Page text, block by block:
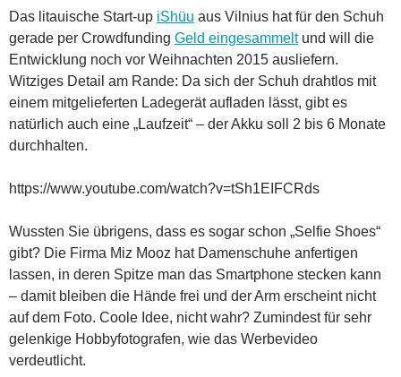
Das litauische Start-up iShüu aus Vilnius hat für den Schuh
gerade per Crowdfunding Geld eingesammeltund will die
Entwicklung noch vor Weihnachten 2015 ausliefern.
Witziges Detail am Rande: Da sich der Schuh drahtlos mit
einem mitgelieferten Ladegerät aufladen lässt, gibt es
natürlich auch eine „Laufzeit“ – der Akku soll 2 bis 6 Monate
durchhalten.
https://www.youtube.com/watch?v=tSh1EIFCRds
Wussten Sie übrigens, dass es sogar schon „Selfie Shoes“
gibt? Die Firma Miz Mooz hat Damenschuhe anfertigen
lassen, in deren Spitze man das Smartphone stecken kann
– damit bleiben die Hände frei und der Arm erscheint nicht
auf dem Foto. Coole Idee, nicht wahr? Zumindest für sehr
gelenkige Hobbyfotografen, wie das Werbevideo
verdeutlicht.